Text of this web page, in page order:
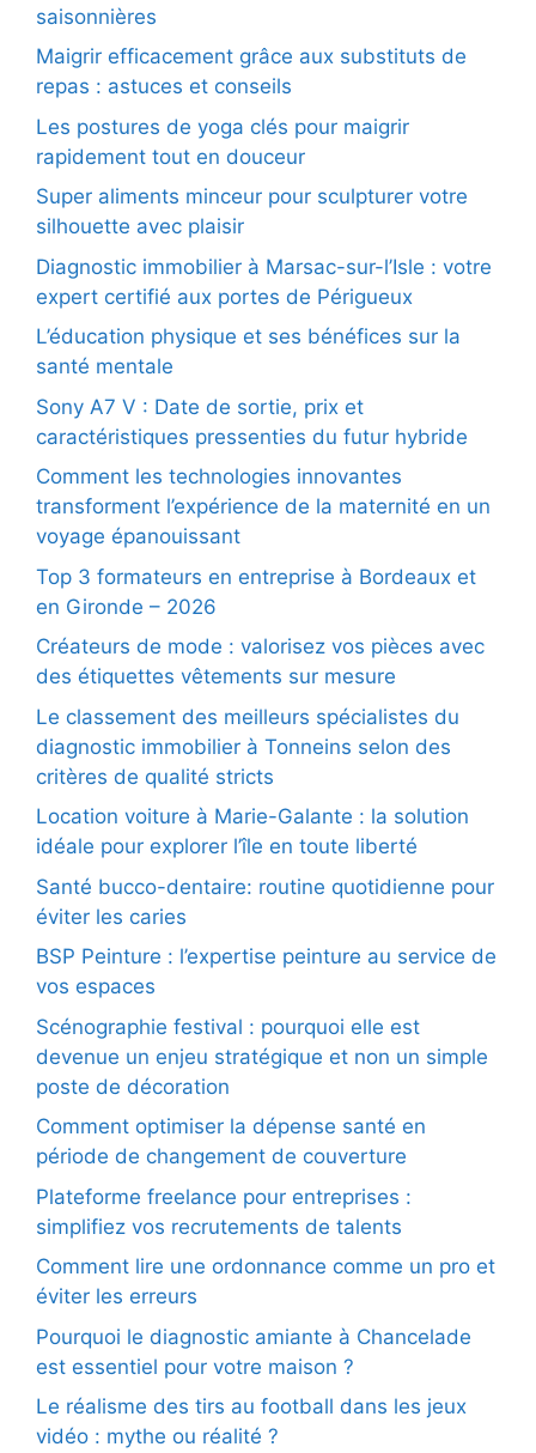
saisonnières
Maigrir efficacement grâce aux substituts de
repas : astuces et conseils
Les postures de yoga clés pour maigrir
rapidement tout en douceur
Super aliments minceur pour sculpturer votre
silhouette avec plaisir
Diagnostic immobilier à Marsac-sur-l’Isle : votre
expert certifié aux portes de Périgueux
L’éducation physique et ses bénéfices sur la
santé mentale
Sony A7 V : Date de sortie, prix et
caractéristiques pressenties du futur hybride
Comment les technologies innovantes
transforment l’expérience de la maternité en un
voyage épanouissant
Top 3 formateurs en entreprise à Bordeaux et
en Gironde – 2026
Créateurs de mode : valorisez vos pièces avec
des étiquettes vêtements sur mesure
Le classement des meilleurs spécialistes du
diagnostic immobilier à Tonneins selon des
critères de qualité stricts
Location voiture à Marie-Galante : la solution
idéale pour explorer l’île en toute liberté
Santé bucco-dentaire: routine quotidienne pour
éviter les caries
BSP Peinture : l’expertise peinture au service de
vos espaces
Scénographie festival : pourquoi elle est
devenue un enjeu stratégique et non un simple
poste de décoration
Comment optimiser la dépense santé en
période de changement de couverture
Plateforme freelance pour entreprises :
simplifiez vos recrutements de talents
Comment lire une ordonnance comme un pro et
éviter les erreurs
Pourquoi le diagnostic amiante à Chancelade
est essentiel pour votre maison ?
Le réalisme des tirs au football dans les jeux
vidéo : mythe ou réalité ?